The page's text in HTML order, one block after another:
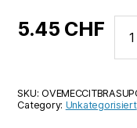
5.45 CHF
SKU:
Category: Unkategorisiert